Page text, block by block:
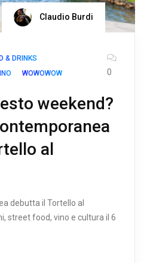
Claudio Burdi
& DRINKS
WOWOWOW 0
weekend?
al
debutta il Tortello al
street food, vino e cultura il 6